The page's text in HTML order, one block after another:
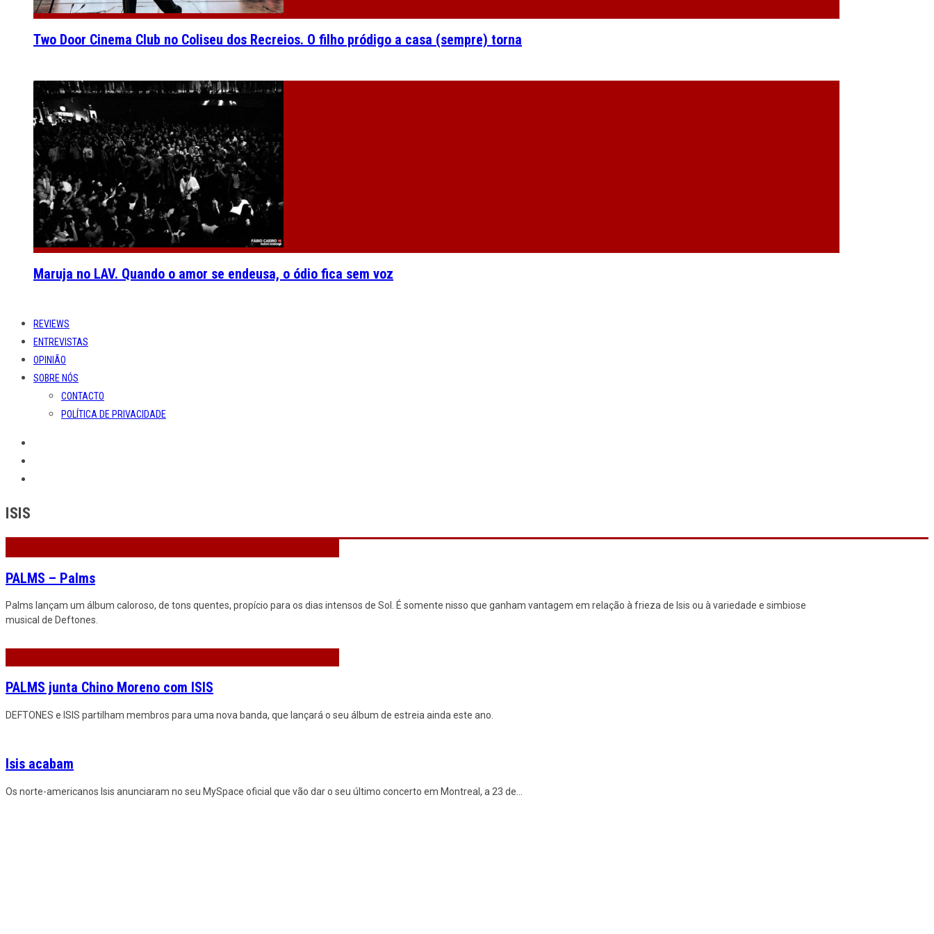
Two Door Cinema Club no Coliseu dos Recreios. O filho pródigo a casa (sempre) torna
Maruja no LAV. Quando o amor se endeusa, o ódio fica sem voz
REVIEWS
ENTREVISTAS
OPINIÃO
SOBRE NÓS
CONTACTO
POLÍTICA DE PRIVACIDADE
ISIS
PALMS – Palms
Palms lançam um álbum caloroso, de tons quentes, propício para os dias intensos de Sol. É somente nisso que ganham vantagem em relação à frieza de Isis ou à variedade e simbiose
musical de Deftones.
PALMS junta Chino Moreno com ISIS
DEFTONES e ISIS partilham membros para uma nova banda, que lançará o seu álbum de estreia ainda este ano.
Isis acabam
Os norte-americanos Isis anunciaram no seu MySpace oficial que vão dar o seu último concerto em Montreal, a 23 de